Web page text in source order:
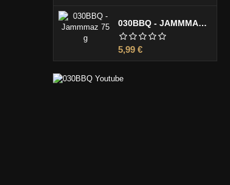
030BBQ - JAMMMAZ 75 G
Preis
5,99 €